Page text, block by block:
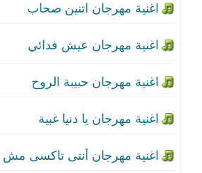
اغنية مهرجان صحاب بتقل
اغنية مهرجان من صغر سني
اغنية مهرجان هما لسه نونو